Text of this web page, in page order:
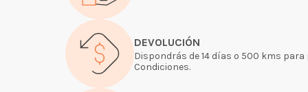
DEVOLUCIÓN
Dispondrás de 14 días o 500 kms para
Condiciones.